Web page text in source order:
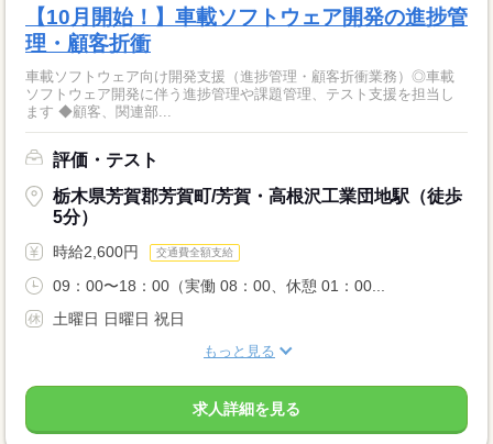
【10月開始！】車載ソフトウェア開発の進捗管
理・顧客折衝
車載ソフトウェア向け開発支援（進捗管理・顧客折衝業務）◎車載
ソフトウェア開発に伴う進捗管理や課題管理、テスト支援を担当し
ます ◆顧客、関連部...
評価・テスト
栃木県芳賀郡芳賀町/芳賀・高根沢工業団地駅（徒歩
5分）
時給2,600円 交通費全額支給
09：00〜18：00（実働 08：00、休憩 01：00...
土曜日 日曜日 祝日
もっと見る
求人詳細を見る